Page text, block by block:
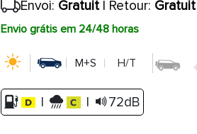
Envoi: Gratuit| Retour: Gratuit
Envio grátis em 24/48 horas
M+S H/T
| | 72dB